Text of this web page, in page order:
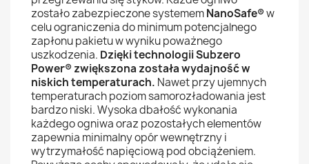
zostało zabezpieczone systememNanoSafe®w
celu ograniczenia do minimum potencjalnego
zapłonu pakietu w wyniku poważnego
uszkodzenia. Dzięki technologii Subzero
Power® zwiększona została wydajność w
niskich temperaturach. Nawet przy ujemnych
temperaturach poziom samorozładowania jest
bardzo niski. Wysoka dbałość wykonania
każdego ogniwa oraz pozostałych elementów
zapewnia minimalny opór wewnętrzny i
wytrzymałość napięciową pod obciążeniem.